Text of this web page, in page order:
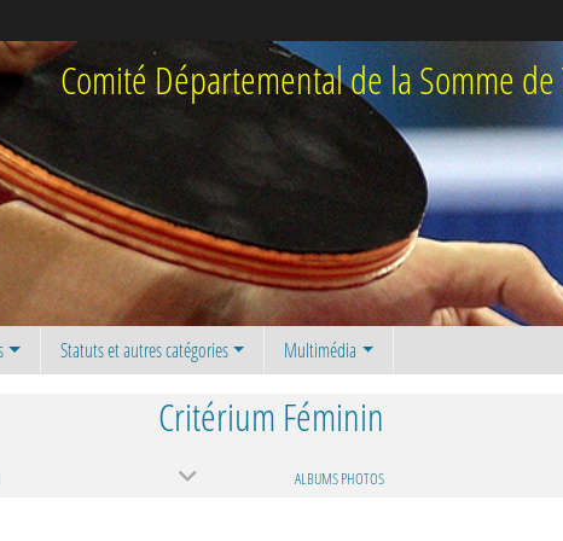
Comité Départemental de la Somme de
Statuts et autres catégories Multimédia
Critérium Féminin
ALBUMS PHOTOS